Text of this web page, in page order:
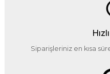
Siparişleriniz en kısa